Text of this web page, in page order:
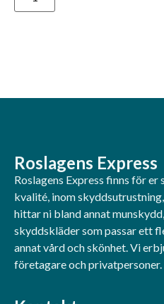
Roslagens Express
Roslagens Express finns för
kvalité, inom
hittar ni bland annat
skyddskläder som passar ett
annat vård och skönhet. Vi
företagare och privatpersoner.